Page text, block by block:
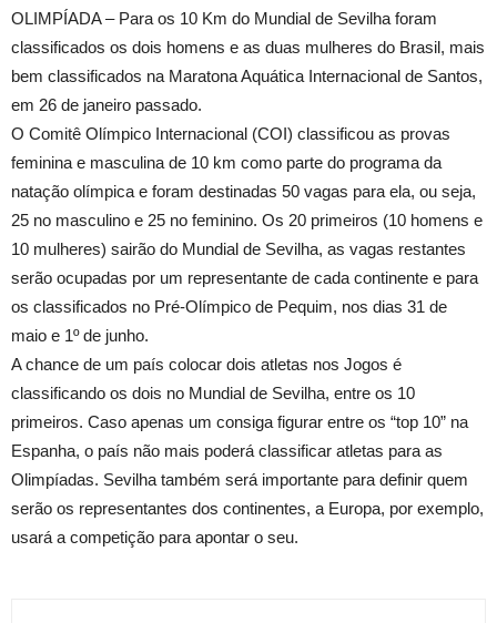
OLIMPÍADA – Para os 10 Km do Mundial de Sevilha foram
classificados os dois homens e as duas mulheres do Brasil, mais
bem classificados na Maratona Aquática Internacional de Santos,
em 26 de janeiro passado.
O Comitê Olímpico Internacional (COI) classificou as provas
feminina e masculina de 10 km como parte do programa da
natação olímpica e foram destinadas 50 vagas para ela, ou seja,
25 no masculino e 25 no feminino. Os 20 primeiros (10 homens e
10 mulheres) sairão do Mundial de Sevilha, as vagas restantes
serão ocupadas por um representante de cada continente e para
os classificados no Pré-Olímpico de Pequim, nos dias 31 de
maio e 1º de junho.
A chance de um país colocar dois atletas nos Jogos é
classificando os dois no Mundial de Sevilha, entre os 10
primeiros. Caso apenas um consiga figurar entre os “top 10” na
Espanha, o país não mais poderá classificar atletas para as
Olimpíadas. Sevilha também será importante para definir quem
serão os representantes dos continentes, a Europa, por exemplo,
usará a competição para apontar o seu.